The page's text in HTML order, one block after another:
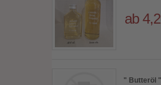
ab
" Butteröl